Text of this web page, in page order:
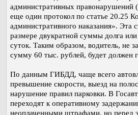
административных
еще один протокол по статье 20.25
административного наказания». Эта
размере двукратной суммы долга
суток. Таким образом, водитель, не
сумму 60 тыс. рублей, будет должен
По данным ГИБДД, чаще всего
превышение скорости, выезд на
нарушение правил парковки. В
переходят к оперативному
неоплаченными штрафами, но перед